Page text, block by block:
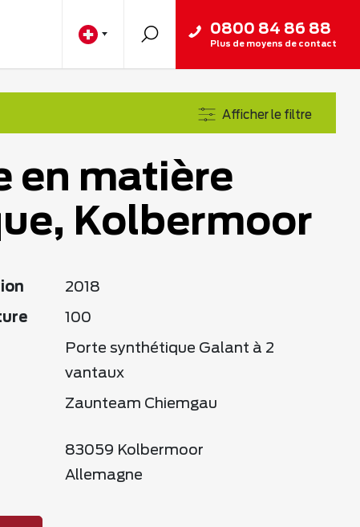
0800 84 86 88
Plus de moyens de contact
Afficher le filtre
en matière
Kolbermoor
2018
100
Porte synthétique Galant à 2
vantaux
Zaunteam Chiemgau
83059 Kolbermoor
Allemagne